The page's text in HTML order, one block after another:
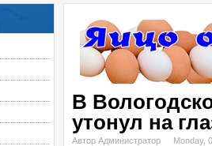
В
утонул на
Автор Администратор Monday,